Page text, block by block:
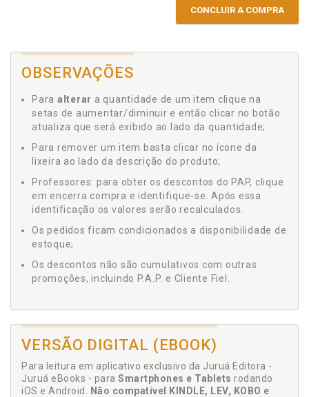
CONCLUIR A COMPRA
OBSERVAÇÕES
Para alterar a quantidade de um item clique na
setas de aumentar/diminuir e então clicar no botão
atualiza que será exibido ao lado da quantidade;
Para remover um item basta clicar no ícone da
lixeira ao lado da descrição do produto;
Professores: para obter os descontos do PAP, clique
em encerra compra e identifique-se. Após essa
identificação os valores serão recalculados.
Os pedidos ficam condicionados a disponibilidade de
estoque;
Os descontos não são cumulativos com outras
promoções, incluindo P.A.P. e Cliente Fiel.
VERSÃO DIGITAL (EBOOK)
Para leitura em aplicativo exclusivo da Juruá Editora -
Juruá eBooks - para Smartphones e Tablets rodando
iOS e Android.
Não compatível KINDLE, LEV, KOBO e